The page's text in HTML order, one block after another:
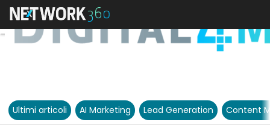
Ultimi articoli AI Marketing Lead Generation Content